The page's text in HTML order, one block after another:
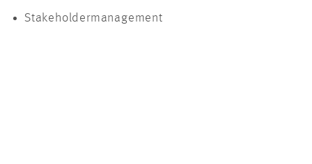
Stakeholdermanagement